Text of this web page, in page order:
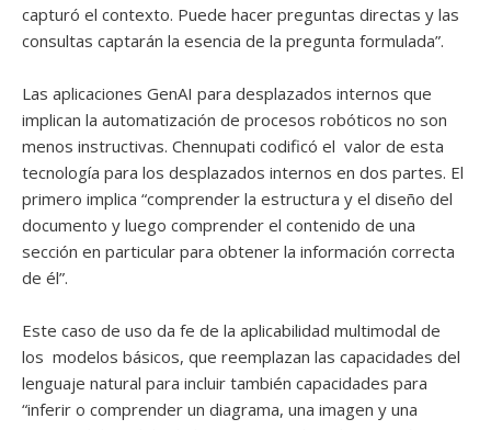
capturó el contexto. Puede hacer preguntas directas y las
consultas captarán la esencia de la pregunta formulada”.
Las aplicaciones GenAI para desplazados internos que
implican la automatización de procesos robóticos no son
menos instructivas. Chennupati codificó el valor de esta
tecnología para los desplazados internos en dos partes. El
primero implica “comprender la estructura y el diseño del
documento y luego comprender el contenido de una
sección en particular para obtener la información correcta
de él”.
Este caso de uso da fe de la aplicabilidad multimodal de
los modelos básicos, que reemplazan las capacidades del
lenguaje natural para incluir también capacidades para
“inferir o comprender un diagrama, una imagen y una